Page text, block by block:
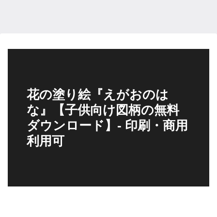
花の塗り絵『えがおのは
な』【子供向け図柄の無料
ダウンロード】- 印刷・商用
利用可